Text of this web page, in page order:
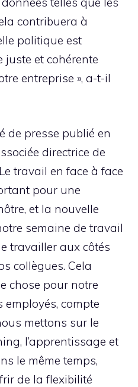
contribuera à
politique est
et cohérente
entreprise », a-t-il
de presse publié en
directrice de
travail en face à face
pour une
et la nouvelle
semaine de travail
travailler aux côtés
collègues. Cela
chose pour notre
compte
mettons sur le
l’apprentissage et
le même temps,
de la flexibilité